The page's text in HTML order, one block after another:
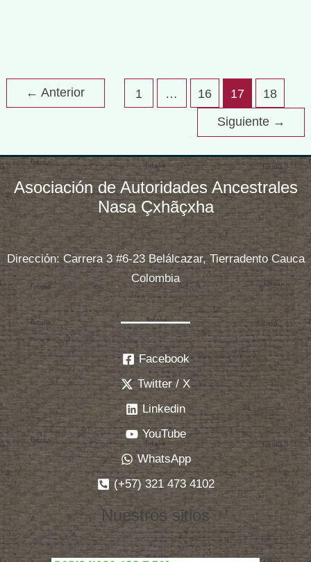
y
de
las
Cuencas
Hidrográficas
← Anterior 1 … 16 17 18
Siguiente →
Asociación de Autoridades Ancestrales
Nasa Çxhãçxha
Dirección: Carrera 3 #6-23 Belálcazar, Tierradento Cauca
Colombia
Facebook
Twitter / X
Linkedin
YouTube
WhatsApp
(+57) 321 473 4102
Nuestros sitios